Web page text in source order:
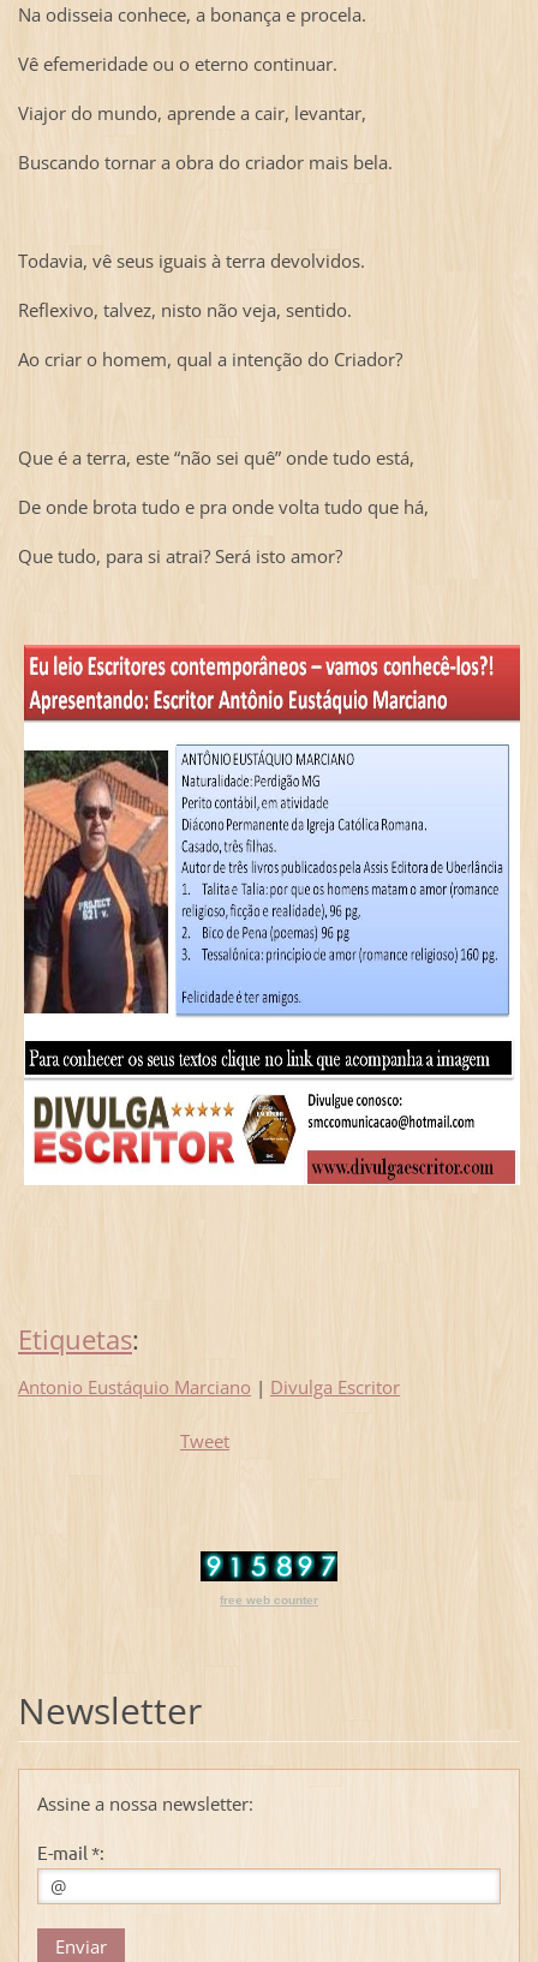
Na odisseia conhece, a bonança e procela.
Vê efemeridade ou o eterno continuar.
Viajor do mundo, aprende a cair, levantar,
Buscando tornar a obra do criador mais bela.
Todavia, vê seus iguais à terra devolvidos.
Reflexivo, talvez, nisto não veja, sentido.
Ao criar o homem, qual a intenção do Criador?
Que é a terra, este “não sei quê” onde tudo está,
De onde brota tudo e pra onde volta tudo que há,
Que tudo, para si atrai? Será isto amor?
Etiquetas:
Antonio Eustáquio Marciano | Divulga Escritor
Tweet
free web counter
Newsletter
Assine a nossa newsletter:
E-mail *: